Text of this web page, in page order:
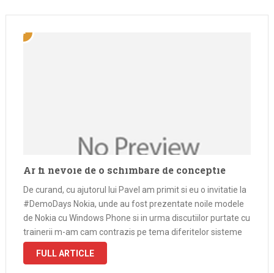
Ar fi nevoie de o schimbare de conceptie
De curand, cu ajutorul lui Pavel am primit si eu o invitatie la
#DemoDays Nokia, unde au fost prezentate noile modele
de Nokia cu Windows Phone si in urma discutiilor purtate cu
trainerii m-am cam contrazis pe tema diferitelor sisteme
de operare pentru platforme mobile si …
FULL ARTICLE